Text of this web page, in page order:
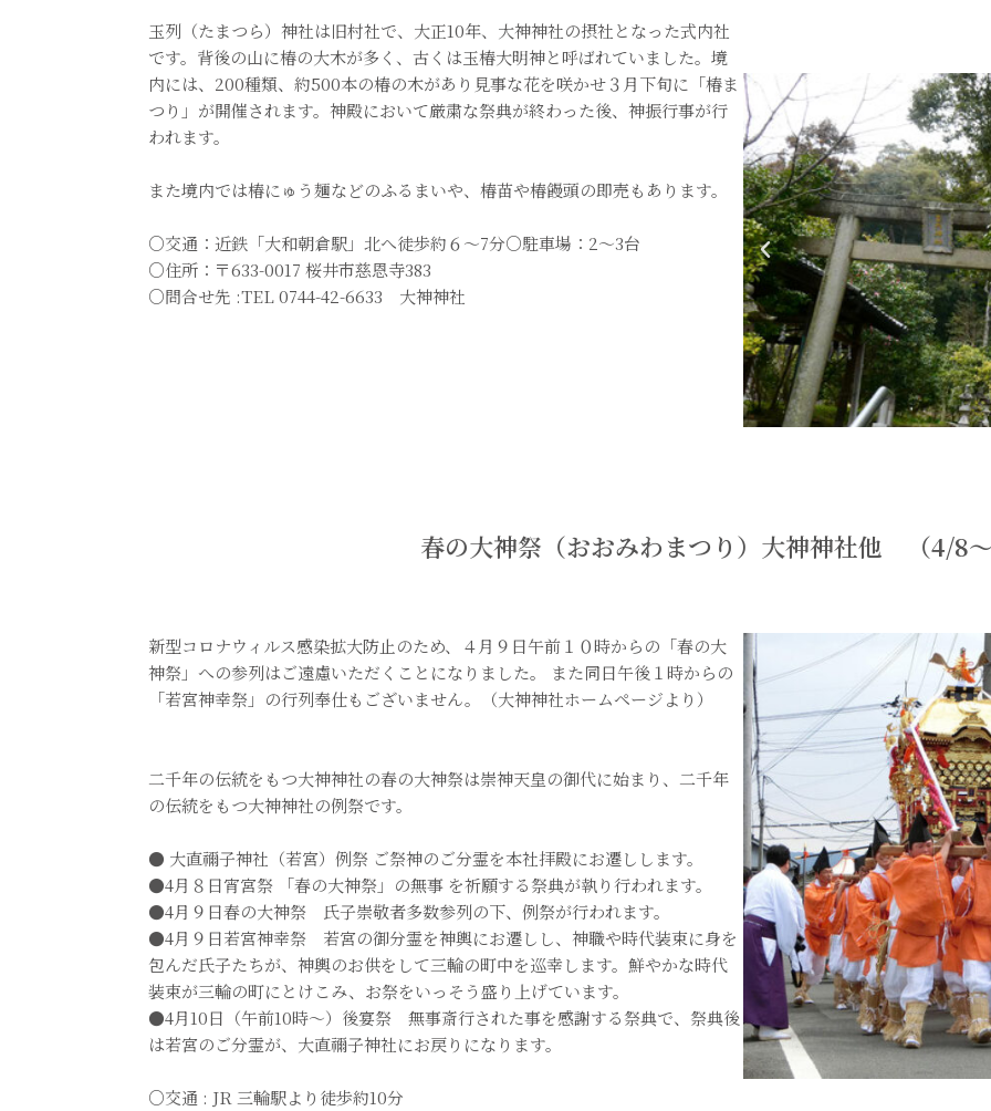
玉列（たまつら）神社は旧村社で、大正10年、大神神社の摂社となった式内社
です。背後の山に椿の大木が多く、古くは玉椿大明神と呼ばれていました。境
内には、200種類、約500本の椿の木があり見事な花を咲かせ３月下旬に「椿ま
つり」が開催されます。神殿において厳粛な祭典が終わった後、神振行事が行
われます。
また境内では椿にゅう麺などのふるまいや、椿苗や椿饅頭の即売もあります。
○交通：近鉄「大和朝倉駅」北へ徒歩約６～7分○駐車場：2～3台
○住所：〒633-0017 桜井市慈恩寺383
○問合せ先 :TEL 0744-42-6633 大神神社
春の大神祭（おおみわまつり）大神神社他 （4/8
新型コロナウィルス感染拡大防止のため、４月９日午前１０時からの「春の大
神祭」への参列はご遠慮いただくことになりました。 また同日午後１時からの
「若宮神幸祭」の行列奉仕もございません。（大神神社ホームページより）
二千年の伝統をもつ大神神社の春の大神祭は崇神天皇の御代に始まり、二千年
の伝統をもつ大神神社の例祭です。
● 大直禰子神社（若宮）例祭 ご祭神のご分霊を本社拝殿にお遷しします。
●4月８日宵宮祭 「春の大神祭」の無事 を祈願する祭典が執り行われます。
●4月９日春の大神祭 氏子崇敬者多数参列の下、例祭が行われます。
●4月９日若宮神幸祭 若宮の御分霊を神輿にお遷しし、神職や時代装束に身を
包んだ氏子たちが、神輿のお供をして三輪の町中を巡幸します。鮮やかな時代
装束が三輪の町にとけこみ、お祭をいっそう盛り上げています。
●4月10日（午前10時～）後宴祭 無事斎行された事を感謝する祭典で、祭典後
は若宮のご分霊が、大直禰子神社にお戻りになります。
○交通 : JR 三輪駅より徒歩約10分